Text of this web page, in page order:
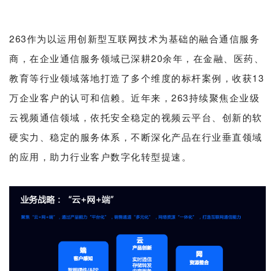
263作为以运用创新型互联网技术为基础的融合通信服务
商，在企业通信服务领域已深耕20余年，在金融、医药、
教育等行业领域落地打造了多个维度的标杆案例，收获13
万企业客户的认可和信赖。近年来，263持续聚焦企业级
云视频通信领域，依托安全稳定的视频云平台、创新的软
硬实力、稳定的服务体系，不断深化产品在行业垂直领域
的应用，助力行业客户数字化转型提速。